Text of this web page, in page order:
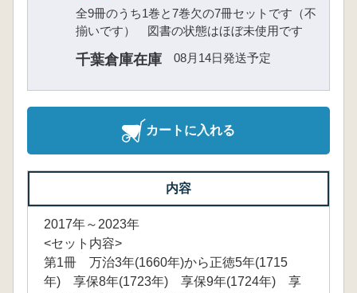
全9冊のうち1巻と7巻欠の7冊セットです（不
揃いです） 図書の状態はほぼ未使用です
千葉倉庫在庫 08月14日発送予定
カートに入れる
内容
2017年～2023年
<セット内容>
第1冊 万治3年(1660年)から正徳5年(1715
年) 享保8年(1723年) 享保9年(1724年) 享